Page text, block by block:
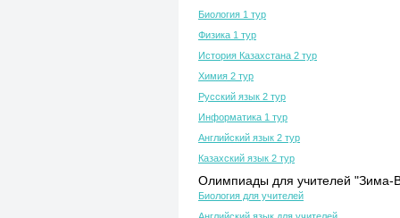
Биология 1 тур
Физика 1 тур
История Казахстана 2 тур
Химия 2 тур
Русский язык 2 тур
Информатика 1 тур
Английский язык 2 тур
Казахский язык 2 тур
Олимпиады для учителей "Зима-
Биология для учителей